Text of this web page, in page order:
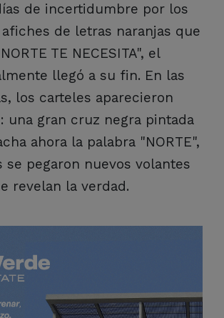
de incertidumbre por los
de letras naranjas que
TE NECESITA", el
llegó a su fin. En las
los carteles aparecieron
una gran cruz negra pintada
ahora la palabra "NORTE",
se pegaron nuevos volantes
revelan la verdad.